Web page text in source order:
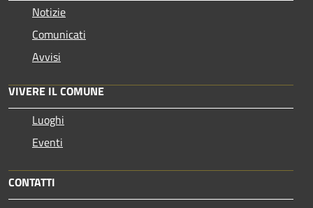
Notizie
Comunicati
Avvisi
VIVERE IL COMUNE
Luoghi
Eventi
CONTATTI